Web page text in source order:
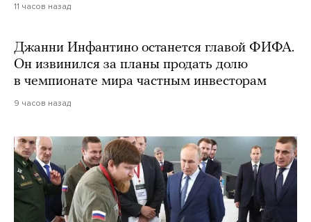
11 часов назад
Джанни Инфантино останется главой ФИФА.
Он извинился за планы продать долю
в чемпионате мира частным инвесторам
9 часов назад